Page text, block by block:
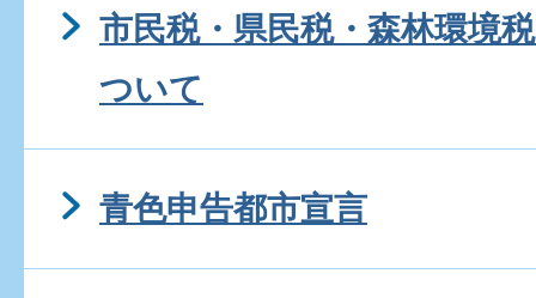
市民税・県民税・森林環境
ついて
青色申告都市宣言